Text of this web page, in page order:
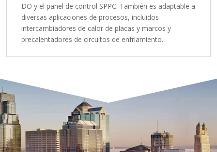
DO y el panel de control SPPC. También es adaptable a
diversas aplicaciones de procesos, incluidos
intercambiadores de calor de placas y marcos y
precalentadores de circuitos de enfriamiento.